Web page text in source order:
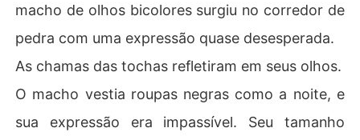
macho de olhos bicolores surgiu no corredor de
pedra com uma expressão quase desesperada.
As chamas das tochas refletiram em seus olhos.
O macho vestia roupas negras como a noite, e
sua expressão era impassível. Seu tamanho